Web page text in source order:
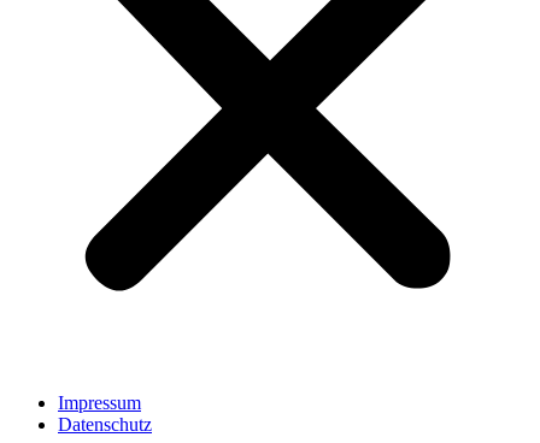
Impressum
Datenschutz